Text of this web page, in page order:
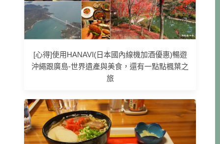
[心得]使用HANAVI(日本國內線機加酒優惠)暢遊
沖繩跟廣島-世界遺產與美食，還有一點點楓葉之
旅